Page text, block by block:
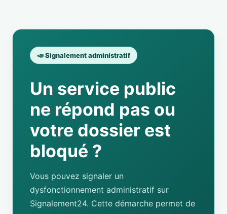
📣 Signalement administratif
Un service public
ne répond pas ou
votre dossier est
bloqué ?
Vous pouvez signaler un
dysfonctionnement administratif sur
Signalement24. Cette démarche permet de